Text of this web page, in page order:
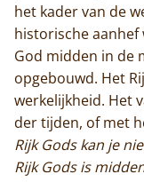
het kader van de
historische aanhef
God midden in de
opgebouwd. Het
werkelijkheid. Het
der tijden, of met
Rijk Gods kan je
Rijk Gods is